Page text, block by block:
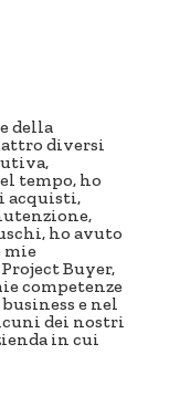
della
diversi
tempo, ho
acquisti,
ho avuto
mie
Buyer,
competenze
e nel
dei nostri
in cui